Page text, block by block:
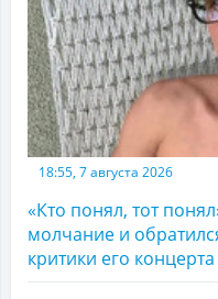
18:55, 7 августа 2026
«Кто понял, тот
молчание и
критики его концерта